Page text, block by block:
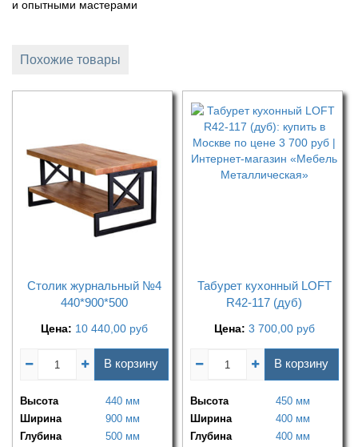
и опытными мастерами
Похожие товары
Столик журнальный №4
440*900*500
Цена: 10 440,00 руб
В корзину
Высота
440 мм
Ширина
900 мм
Глубина
500 мм
Табурет кухонный LOFT
R42-117 (дуб)
Цена: 3 700,00 руб
В корзину
Высота
450 мм
Ширина
400 мм
Глубина
400 мм